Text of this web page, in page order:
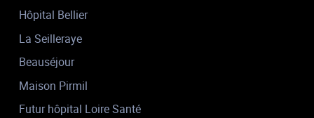
Hôpital Bellier
La Seilleraye
Beauséjour
Maison Pirmil
Futur hôpital Loire Santé